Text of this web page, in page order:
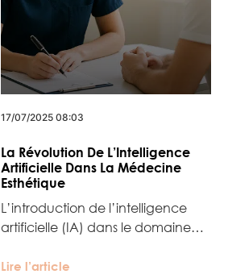
17/07/2025 08:03
La Révolution De L’Intelligence
Artificielle Dans La Médecine
Esthétique
L’introduction de l’intelligence
artificielle (IA) dans le domaine…
Lire l’article